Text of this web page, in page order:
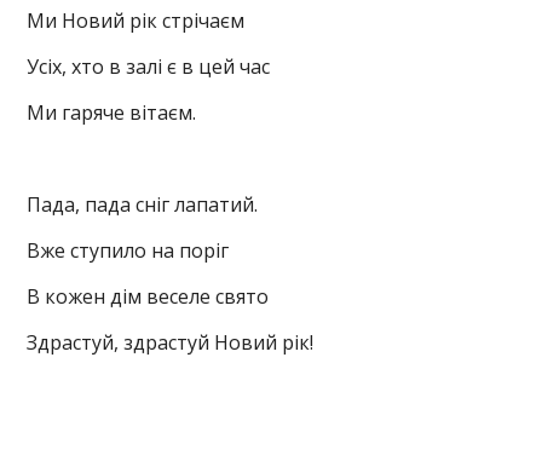
Ми Новий рік стрічаєм
Усіх, хто в залі є в цей час
Ми гаряче вітаєм.
Пада, пада сніг лапатий.
Вже ступило на поріг
В кожен дім веселе свято
Здрастуй, здрастуй Новий рік!